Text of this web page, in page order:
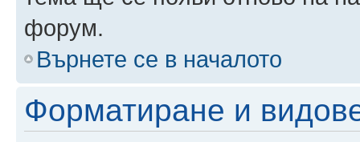
форум.
Върнете се в началото
Форматиране и